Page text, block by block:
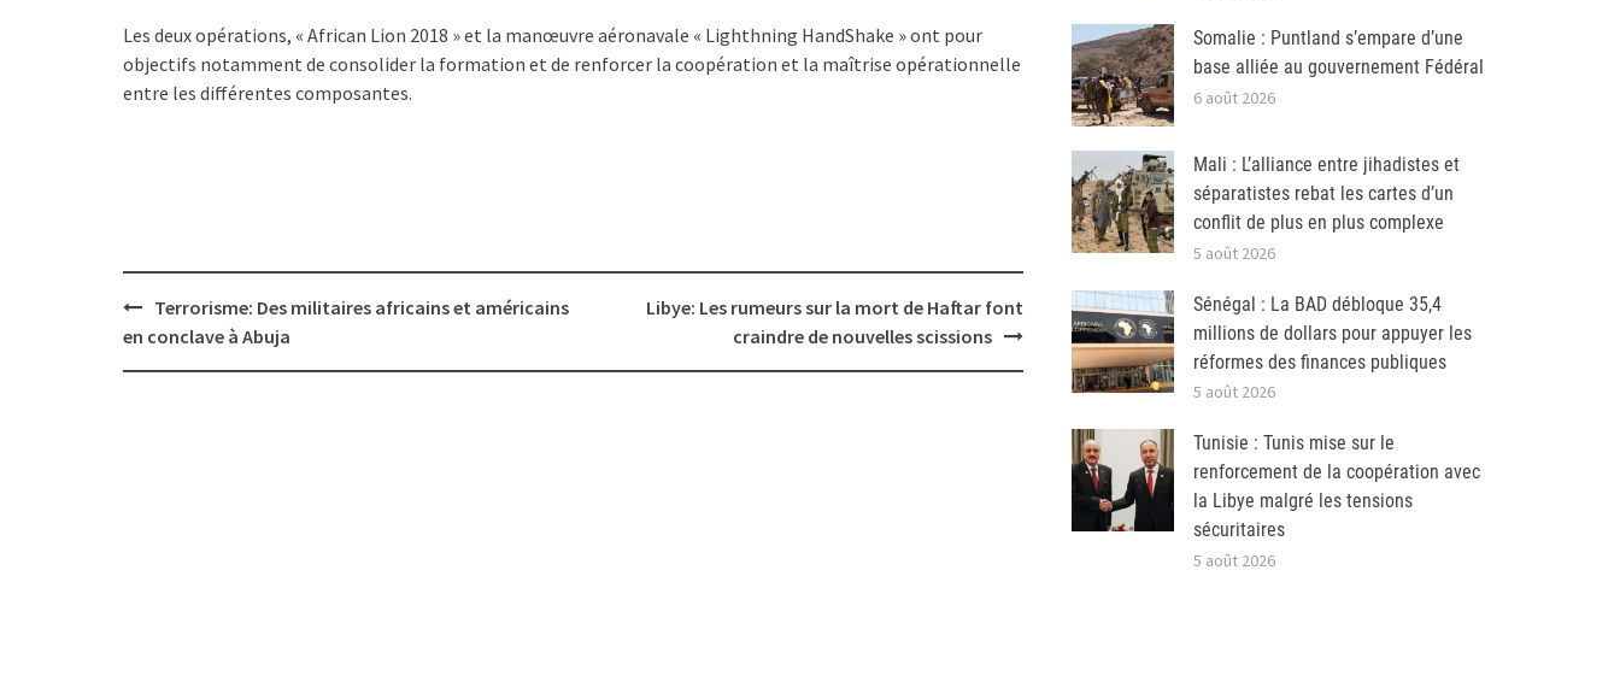
Les deux opérations, « African Lion 2018 » et la manœuvre aéronavale « Lighthning HandShake » ont pour
objectifs notamment de consolider la formation et de renforcer la coopération et la maîtrise opérationnelle
entre les différentes composantes.
Post
navigation
Terrorisme: Des militaires africains et américains
en conclave à Abuja
Libye: Les rumeurs sur la mort de Haftar font
craindre de nouvelles scissions
Somalie : Puntland s’empare d’une
base alliée au gouvernement Fédéral
6 août 2026
Mali : L’alliance entre jihadistes et
séparatistes rebat les cartes d’un
conflit de plus en plus complexe
5 août 2026
Sénégal : La BAD débloque 35,4
millions de dollars pour appuyer les
réformes des finances publiques
5 août 2026
Tunisie : Tunis mise sur le
renforcement de la coopération avec
la Libye malgré les tensions
sécuritaires
5 août 2026